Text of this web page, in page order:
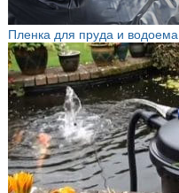
Пленка для пруда и водоема